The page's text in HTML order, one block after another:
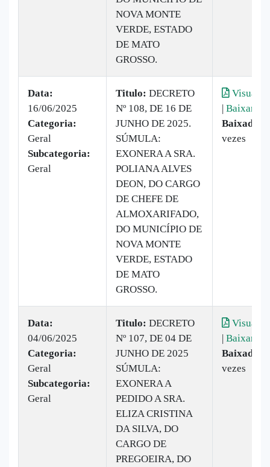
NOVA MONTE
VERDE, ESTADO
DE MATO
GROSSO.
Data:
16/06/2025
Categoria:
Geral
Subcategoria:
Geral
Titulo: DECRETO
Nº 108, DE 16 DE
JUNHO DE 2025.
SÚMULA:
EXONERA A SRA.
POLIANA ALVES
DEON, DO CARGO
DE CHEFE DE
ALMOXARIFADO,
DO MUNICÍPIO DE
NOVA MONTE
VERDE, ESTADO
DE MATO
GROSSO.
| Baixar
Baixado:
vezes
Data:
04/06/2025
Categoria:
Geral
Subcategoria:
Geral
Titulo: DECRETO
Nº 107, DE 04 DE
JUNHO DE 2025
SÚMULA:
EXONERA A
PEDIDO A SRA.
ELIZA CRISTINA
DA SILVA, DO
CARGO DE
PREGOEIRA, DO
| Baixar
Baixado:
vezes